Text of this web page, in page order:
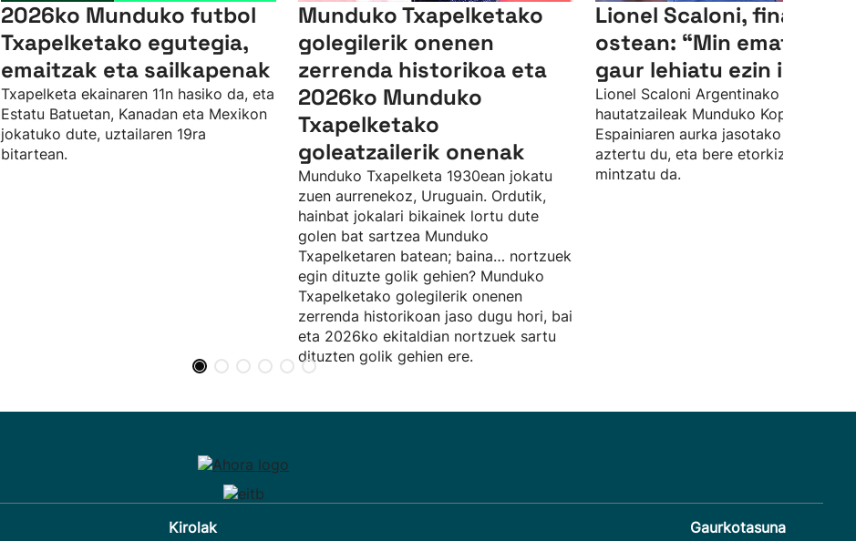
2026ko Munduko futbol
Txapelketako egutegia,
emaitzak eta sailkapenak
Txapelketa ekainaren 11n hasiko da, eta
Estatu Batuetan, Kanadan eta Mexikon
jokatuko dute, uztailaren 19ra
bitartean.
Munduko Txapelketako
golegilerik onenen
zerrenda historikoa eta
2026ko Munduko
Txapelketako
goleatzailerik onenak
Munduko Txapelketa 1930ean jokatu
zuen aurrenekoz, Uruguain. Ordutik,
hainbat jokalari bikainek lortu dute
golen bat sartzea Munduko
Txapelketaren batean; baina… nortzuek
egin dituzte golik gehien? Munduko
Txapelketako golegilerik onenen
zerrenda historikoan jaso dugu hori, bai
eta 2026ko ekitaldian nortzuek sartu
dituzten golik gehien ere.
Lionel Scaloni, finalaren
ostean: “Min ematen du
gaur lehiatu ezin izanak”
Lionel Scaloni Argentinako
hautatzaileak Munduko Kopako
Espainiaren aurka jasotako porrota
aztertu du, eta bere etorkizunaz ere
mintzatu da.
Kirolak Gaurkotasuna